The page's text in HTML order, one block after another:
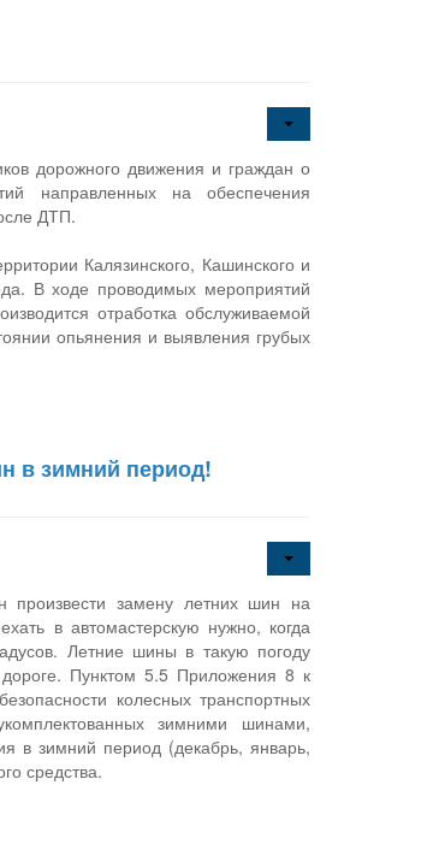
дорожного движения и граждан о
направленных на обеспечения
ДТП.
Калязинского, Кашинского и
В ходе проводимых мероприятий
отработка обслуживаемой
опьянения и выявления грубых
в зимний период!
произвести замену летних шин на
в автомастерскую нужно, когда
Летние шины в такую погоду
Пунктом 5.5 Приложения 8 к
колесных транспортных
зимними шинами,
в зимний период (декабрь, январь,
средства.